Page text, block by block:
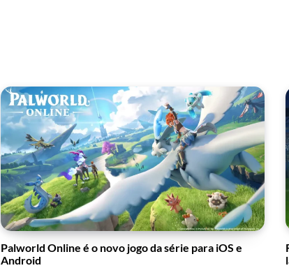
Palworld Online é o novo jogo da série para iOS e
Android